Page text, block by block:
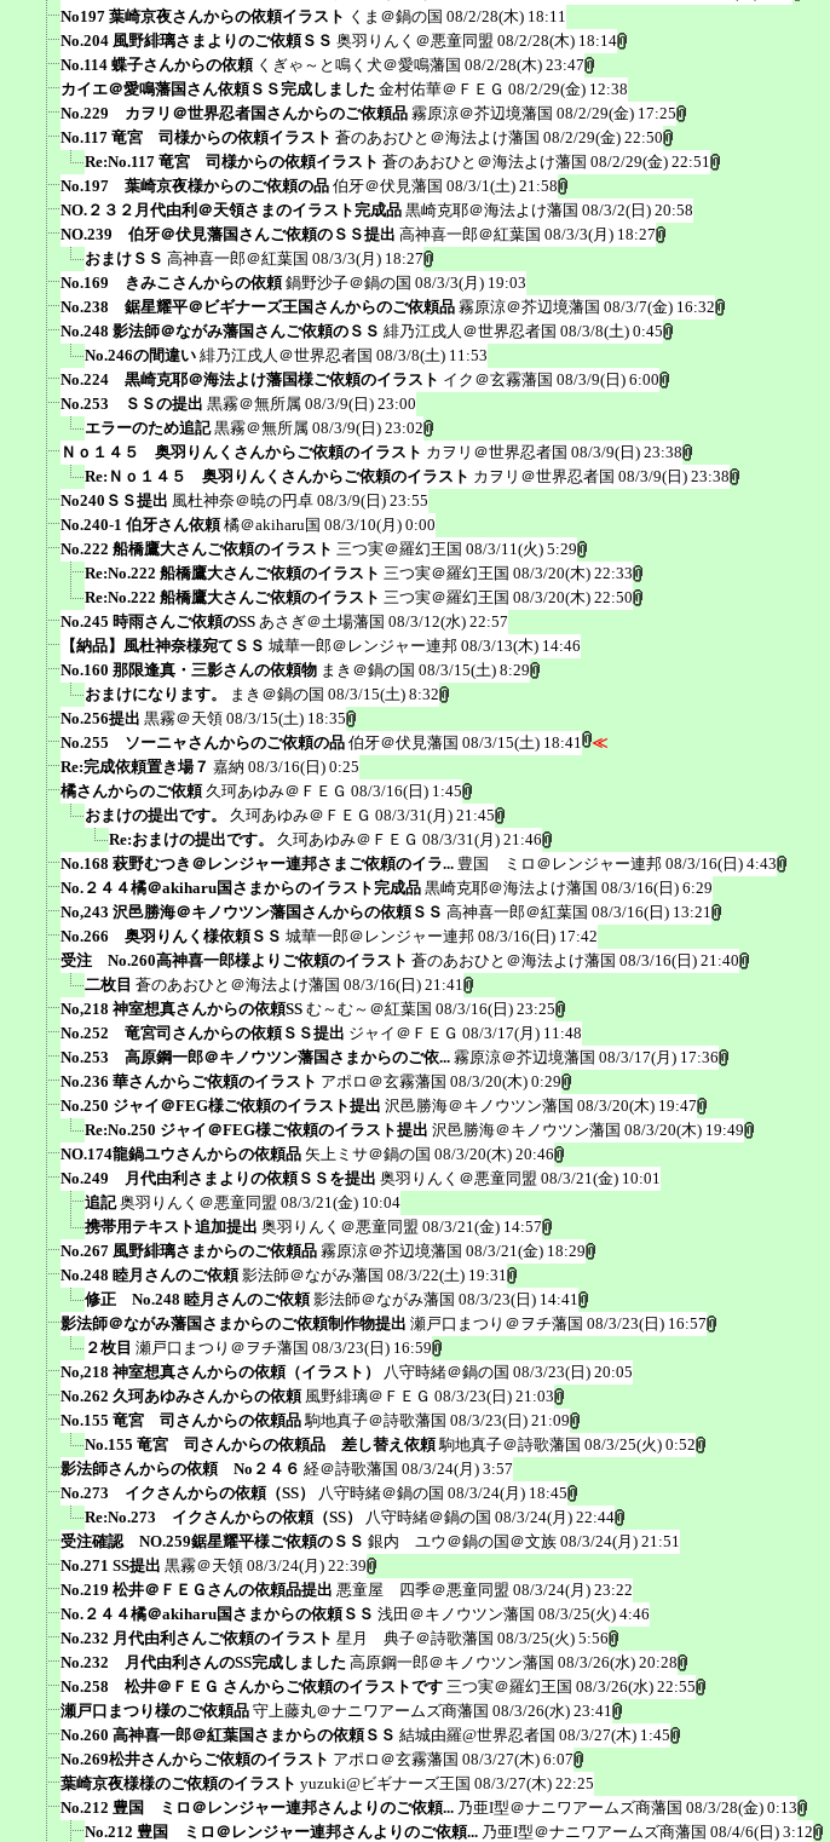
No197 葉崎京夜さんからの依頼イラスト くま＠鍋の国 08/2/28(木) 18:11
No.204 風野緋璃さまよりのご依頼ＳＳ 奥羽りんく＠悪童同盟 08/2/28(木) 18:14
No.114 蝶子さんからの依頼 くぎゃ～と鳴く犬＠愛鳴藩国 08/2/28(木) 23:47
カイエ＠愛鳴藩国さん依頼ＳＳ完成しました 金村佑華＠ＦＥＧ 08/2/29(金) 12:38
No.229 カヲリ＠世界忍者国さんからのご依頼品 霧原涼＠芥辺境藩国 08/2/29(金) 17:25
No.117 竜宮 司様からの依頼イラスト 蒼のあおひと＠海法よけ藩国 08/2/29(金) 22:50
Re:No.117 竜宮 司様からの依頼イラスト 蒼のあおひと＠海法よけ藩国 08/2/29(金) 22:51
No.197 葉崎京夜様からのご依頼の品 伯牙＠伏見藩国 08/3/1(土) 21:58
NO.２３２月代由利＠天領さまのイラスト完成品 黒崎克耶＠海法よけ藩国 08/3/2(日) 20:58
NO.239 伯牙＠伏見藩国さんご依頼のＳＳ提出 高神喜一郎＠紅葉国 08/3/3(月) 18:27
おまけＳＳ 高神喜一郎＠紅葉国 08/3/3(月) 18:27
No.169 きみこさんからの依頼 鍋野沙子＠鍋の国 08/3/3(月) 19:03
No.238 鋸星耀平＠ビギナーズ王国さんからのご依頼品 霧原涼＠芥辺境藩国 08/3/7(金) 16:32
No.248 影法師＠ながみ藩国さんご依頼のＳＳ 緋乃江戌人＠世界忍者国 08/3/8(土) 0:45
No.246の間違い 緋乃江戌人＠世界忍者国 08/3/8(土) 11:53
No.224 黒崎克耶＠海法よけ藩国様ご依頼のイラスト イク＠玄霧藩国 08/3/9(日) 6:00
No.253 ＳＳの提出 黒霧＠無所属 08/3/9(日) 23:00
エラーのため追記 黒霧＠無所属 08/3/9(日) 23:02
Ｎｏ１４５ 奥羽りんくさんからご依頼のイラスト カヲリ＠世界忍者国 08/3/9(日) 23:38
Re:Ｎｏ１４５ 奥羽りんくさんからご依頼のイラスト カヲリ＠世界忍者国 08/3/9(日) 23:38
No240ＳＳ提出 風杜神奈＠暁の円卓 08/3/9(日) 23:55
No.240-1 伯牙さん依頼 橘＠akiharu国 08/3/10(月) 0:00
No.222 船橋鷹大さんご依頼のイラスト 三つ実＠羅幻王国 08/3/11(火) 5:29
Re:No.222 船橋鷹大さんご依頼のイラスト 三つ実＠羅幻王国 08/3/20(木) 22:33
Re:No.222 船橋鷹大さんご依頼のイラスト 三つ実＠羅幻王国 08/3/20(木) 22:50
No.245 時雨さんご依頼のSS あさぎ＠土場藩国 08/3/12(水) 22:57
【納品】風杜神奈様宛てＳＳ 城華一郎＠レンジャー連邦 08/3/13(木) 14:46
No.160 那限逢真・三影さんの依頼物 まき＠鍋の国 08/3/15(土) 8:29
おまけになります。
まき＠鍋の国 08/3/15(土) 8:32
No.256提出 黒霧＠天領 08/3/15(土) 18:35
No.255 ソーニャさんからのご依頼の品 伯牙＠伏見藩国 08/3/15(土) 18:41
≪
Re:完成依頼置き場７ 嘉納 08/3/16(日) 0:25
橘さんからのご依頼 久珂あゆみ＠ＦＥＧ 08/3/16(日) 1:45
おまけの提出です。
久珂あゆみ＠ＦＥＧ 08/3/31(月) 21:45
Re:おまけの提出です。
久珂あゆみ＠ＦＥＧ 08/3/31(月) 21:46
No.168 萩野むつき＠レンジャー連邦さまご依頼のイラ... 豊国 ミロ＠レンジャー連邦 08/3/16(日) 4:43
No.２４４橘＠akiharu国さまからのイラスト完成品 黒崎克耶＠海法よけ藩国 08/3/16(日) 6:29
No,243 沢邑勝海＠キノウツン藩国さんからの依頼ＳＳ 高神喜一郎＠紅葉国 08/3/16(日) 13:21
No.266 奥羽りんく様依頼ＳＳ 城華一郎＠レンジャー連邦 08/3/16(日) 17:42
受注 No.260高神喜一郎様よりご依頼のイラスト 蒼のあおひと＠海法よけ藩国 08/3/16(日) 21:40
二枚目 蒼のあおひと＠海法よけ藩国 08/3/16(日) 21:41
No,218 神室想真さんからの依頼SS む～む～＠紅葉国 08/3/16(日) 23:25
No.252 竜宮司さんからの依頼ＳＳ提出 ジャイ＠ＦＥＧ 08/3/17(月) 11:48
No.253 高原鋼一郎＠キノウツン藩国さまからのご依... 霧原涼＠芥辺境藩国 08/3/17(月) 17:36
No.236 華さんからご依頼のイラスト アポロ＠玄霧藩国 08/3/20(木) 0:29
No.250 ジャイ＠FEG様ご依頼のイラスト提出 沢邑勝海＠キノウツン藩国 08/3/20(木) 19:47
Re:No.250 ジャイ＠FEG様ご依頼のイラスト提出 沢邑勝海＠キノウツン藩国 08/3/20(木) 19:49
NO.174龍鍋ユウさんからの依頼品 矢上ミサ＠鍋の国 08/3/20(木) 20:46
No.249 月代由利さまよりの依頼ＳＳを提出 奥羽りんく＠悪童同盟 08/3/21(金) 10:01
追記 奥羽りんく＠悪童同盟 08/3/21(金) 10:04
携帯用テキスト追加提出 奥羽りんく＠悪童同盟 08/3/21(金) 14:57
No.267 風野緋璃さまからのご依頼品 霧原涼＠芥辺境藩国 08/3/21(金) 18:29
No.248 睦月さんのご依頼 影法師＠ながみ藩国 08/3/22(土) 19:31
修正 No.248 睦月さんのご依頼 影法師＠ながみ藩国 08/3/23(日) 14:41
影法師＠ながみ藩国さまからのご依頼制作物提出 瀬戸口まつり＠ヲチ藩国 08/3/23(日) 16:57
２枚目 瀬戸口まつり＠ヲチ藩国 08/3/23(日) 16:59
No,218 神室想真さんからの依頼（イラスト）
八守時緒＠鍋の国 08/3/23(日) 20:05
No.262 久珂あゆみさんからの依頼 風野緋璃＠ＦＥＧ 08/3/23(日) 21:03
No.155 竜宮 司さんからの依頼品 駒地真子＠詩歌藩国 08/3/23(日) 21:09
No.155 竜宮 司さんからの依頼品 差し替え依頼 駒地真子＠詩歌藩国 08/3/25(火) 0:52
影法師さんからの依頼 No２４６ 経＠詩歌藩国 08/3/24(月) 3:57
No.273 イクさんからの依頼（SS）
八守時緒＠鍋の国 08/3/24(月) 18:45
Re:No.273 イクさんからの依頼（SS）
八守時緒＠鍋の国 08/3/24(月) 22:44
受注確認 NO.259鋸星耀平様ご依頼のＳＳ 銀内 ユウ＠鍋の国＠文族 08/3/24(月) 21:51
No.271 SS提出 黒霧＠天領 08/3/24(月) 22:39
No.219 松井＠ＦＥＧさんの依頼品提出 悪童屋 四季＠悪童同盟 08/3/24(月) 23:22
No.２４４橘＠akiharu国さまからの依頼ＳＳ 浅田＠キノウツン藩国 08/3/25(火) 4:46
No.232 月代由利さんご依頼のイラスト 星月 典子＠詩歌藩国 08/3/25(火) 5:56
No.232 月代由利さんのSS完成しました 高原鋼一郎＠キノウツン藩国 08/3/26(水) 20:28
No.258 松井＠ＦＥＧ さんからご依頼のイラストです 三つ実＠羅幻王国 08/3/26(水) 22:55
瀬戸口まつり様のご依頼品 守上藤丸＠ナニワアームズ商藩国 08/3/26(水) 23:41
No.260 高神喜一郎＠紅葉国さまからの依頼ＳＳ 結城由羅@世界忍者国 08/3/27(木) 1:45
No.269松井さんからご依頼のイラスト アポロ＠玄霧藩国 08/3/27(木) 6:07
葉崎京夜様様のご依頼のイラスト yuzuki@ビギナーズ王国 08/3/27(木) 22:25
No.212 豊国 ミロ＠レンジャー連邦さんよりのご依頼... 乃亜I型＠ナニワアームズ商藩国 08/3/28(金) 0:13
No.212 豊国 ミロ＠レンジャー連邦さんよりのご依頼... 乃亜I型＠ナニワアームズ商藩国 08/4/6(日) 3:12